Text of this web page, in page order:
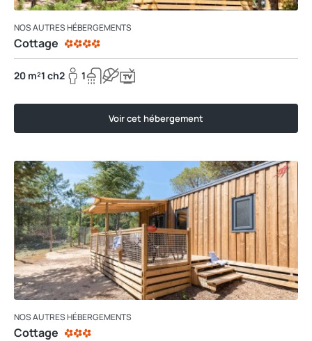
NOS AUTRES HÉBERGEMENTS
Cottage
20 m²1 ch2 1
Voir cet hébergement
NOS AUTRES HÉBERGEMENTS
Cottage